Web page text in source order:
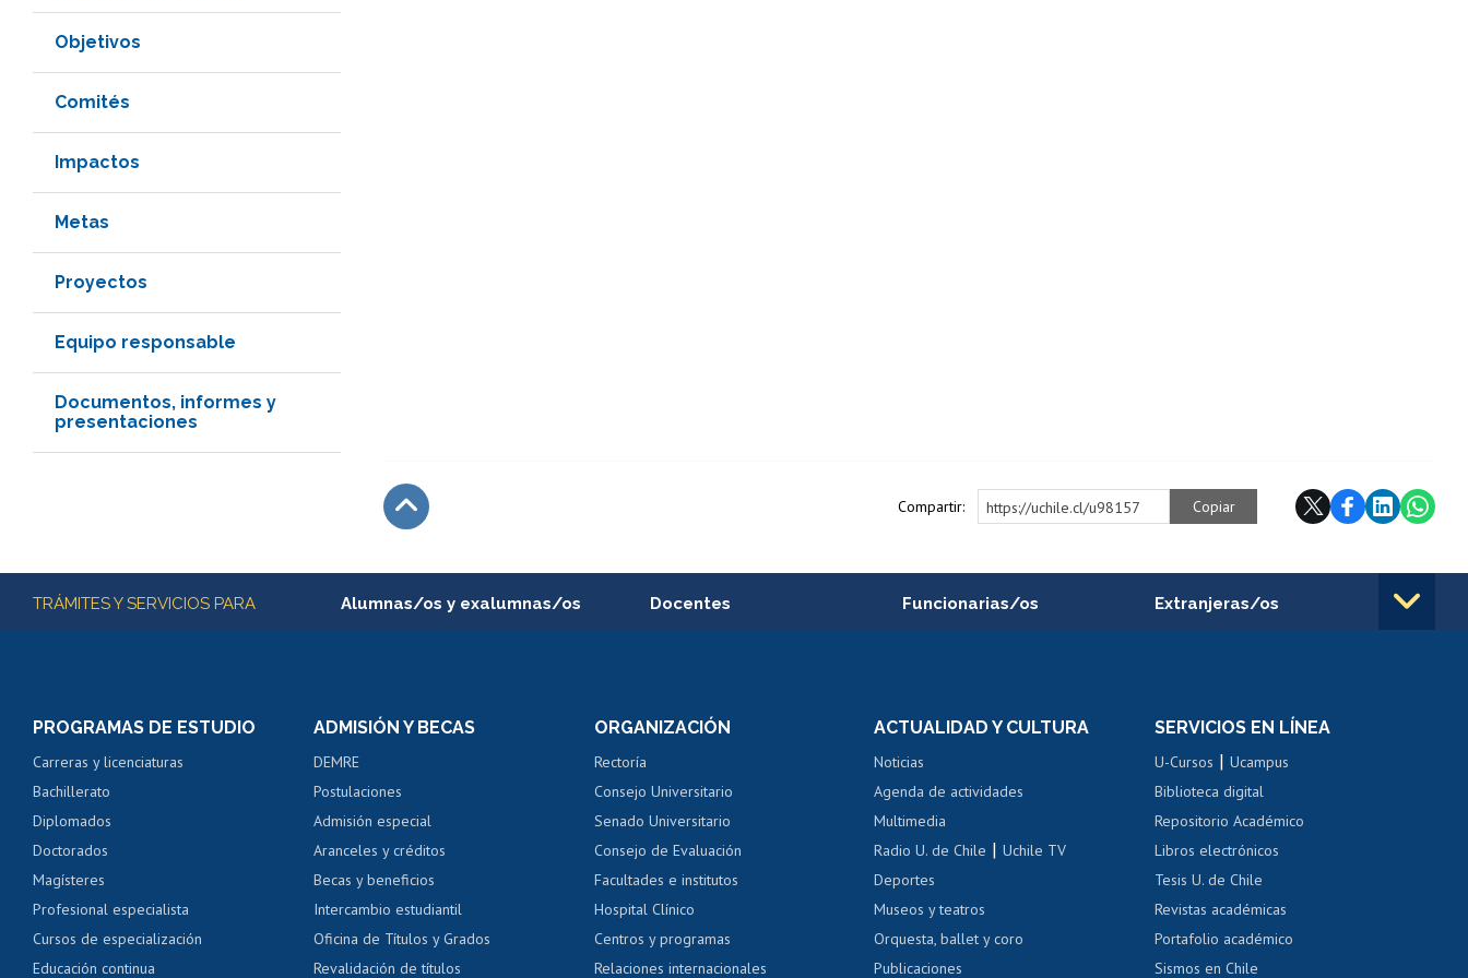
Objetivos
Comités
Impactos
Metas
Proyectos
Equipo responsable
Documentos, informes y
presentaciones
Compartir: https://uchile.cl/u98157 Copiar
Más información
TRÁMITES Y SERVICIOS PARA Alumnas/os y exalumnas/os
Consulta y certificado de notas
Servicio médico y dental
Pago de arancel y crédito alumnos
Pago de arancel y crédito exalumnos
Certificado de títulos y grados
Docentes
Perfeccionamiento
Evaluación docente
Calificación académica
Postulación al AUCAI
Funcionarias/os
Portal de movilidad interna
Certificado de renta
Certificado de renta
Gestión de correo uchile
Extranjeras/os
Movilidad Estudiantil
Cursos de español
Acoso laboral, sexual y violencia
PROGRAMAS DE ESTUDIO
Carreras y licenciaturas
Bachillerato
Diplomados
Doctorados
Magísteres
Profesional especialista
Cursos de especialización
Educación continua
ADMISIÓN Y BECAS
DEMRE
Postulaciones
Admisión especial
Aranceles y créditos
Becas y beneficios
Intercambio estudiantil
Oficina de Títulos y Grados
Revalidación de títulos
ORGANIZACIÓN
Rectoría
Consejo Universitario
Senado Universitario
Consejo de Evaluación
Facultades e institutos
Hospital Clínico
Centros y programas
Relaciones internacionales
ACTUALIDAD Y CULTURA
Noticias
Agenda de actividades
Multimedia
Radio U. de Chile |Uchile TV
Deportes
Museos y teatros
Orquesta, ballet y coro
Publicaciones
SERVICIOS EN LÍNEA
U-Cursos |Ucampus
Biblioteca digital
Repositorio Académico
Libros electrónicos
Tesis U. de Chile
Revistas académicas
Portafolio académico
Sismos en Chile